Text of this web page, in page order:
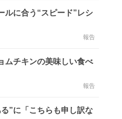
ルに合う“スピード”レシ
報告
ムチキンの美味しい食べ
報告
”に「こちらも申し訳な